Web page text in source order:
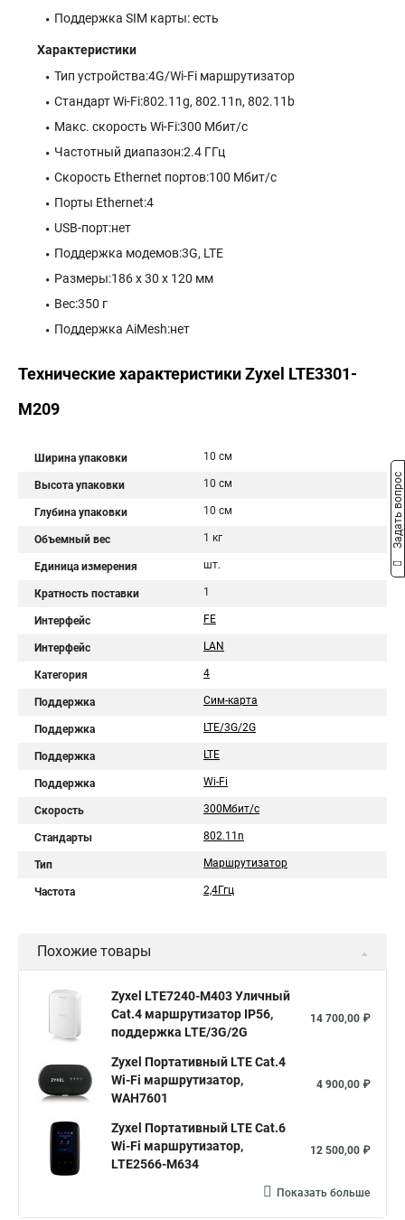
Поддержка SIM карты: есть
Характеристики
Тип устройства:4G/Wi-Fi маршрутизатор
Стандарт Wi-Fi:802.11g, 802.11n, 802.11b
Макс. скорость Wi-Fi:300 Мбит/с
Частотный диапазон:2.4 ГГц
Скорость Ethernet портов:100 Мбит/с
Порты Ethernet:4
USB-порт:нет
Поддержка модемов:3G, LTE
Размеры:186 х 30 х 120 мм
Вес:350 г
Поддержка AiMesh:нет
Технические характеристики Zyxel LTE3301-
M209
Ширина упаковки 10 см
Высота упаковки 10 см
Глубина упаковки 10 см
Объемный вес 1 кг
Единица измерения шт.
Кратность поставки 1
Интерфейс FE
Интерфейс LAN
Категория 4
Поддержка Сим-карта
Поддержка LTE/3G/2G
Поддержка LTE
Поддержка Wi-Fi
Скорость 300Мбит/с
Стандарты 802.11n
Тип Маршрутизатор
Частота 2,4Ггц
Похожие товары
Zyxel LTE7240-M403 Уличный
Cat.4 маршрутизатор IP56,
поддержка LTE/3G/2G
14 700,00 ₽
Zyxel Портативный LTE Cat.4
Wi-Fi маршрутизатор,
WAH7601
4 900,00 ₽
Zyxel Портативный LTE Cat.6
Wi-Fi маршрутизатор,
LTE2566-M634
12 500,00 ₽
Показать больше
Задать вопрос